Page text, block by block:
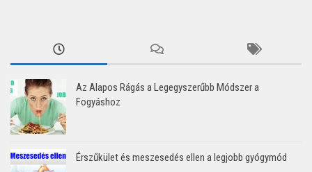
Az Alapos Rágás a Legegyszerűbb Módszer a
Fogyáshoz
Érszűkület és meszesedés ellen a legjobb gyógymód